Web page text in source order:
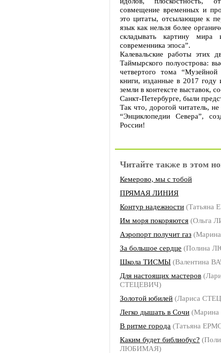
совмещение временных и
это цитаты, отсылающие к
язык как нельзя более
складывать картину мира
современника эпоса”.
Калевальские работы этих
Таймырского полуострова:
четвертого тома
книги, изданные в 2017 году
земли в контексте выставок,
Санкт-Петербурге, были
Так что, дорогой читатель,
“Энциклопедии Севера”,
России!
Читайте также в этом
Кемерово, мы с тобой
ПРЯМАЯ ЛИНИЯ
Контур надежности
Им моря покоряются (Ольга
Аэропорт получит газ
За большое сердце (Полина
Школа ТИСМЫ (Валентина
Для настоящих мастеров
СТЕЦЕВИЧ)
Золотой юбилей (Лариса
Легко дышать в Сочи
В ритме города (Татьяна
Каким будет библиобус?
ЛЮБИМАЯ)